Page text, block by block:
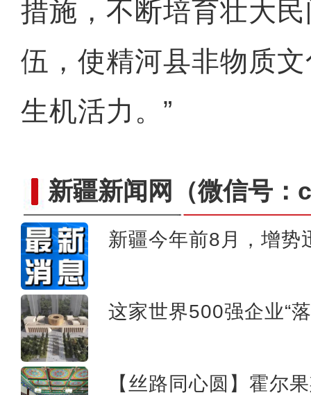
措施，不断培育壮大
伍，使精河县非物质
生机活力。”
新疆新闻网 （微信号
新疆今年前8月，增势
这家世界500强企业“
【丝路同心圆】霍尔